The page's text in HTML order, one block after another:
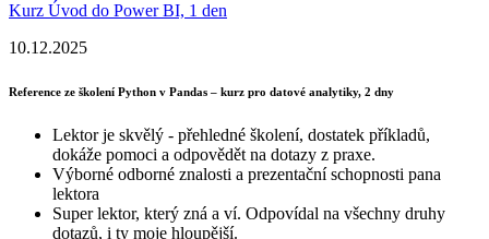
Kurz Úvod do Power BI, 1 den
10.12.2025
Reference ze školení Python v Pandas – kurz pro datové analytiky, 2 dny
Lektor je skvělý - přehledné školení, dostatek příkladů,
dokáže pomoci a odpovědět na dotazy z praxe.
Výborné odborné znalosti a prezentační schopnosti pana
lektora
Super lektor, který zná a ví. Odpovídal na všechny druhy
dotazů, i ty moje hloupější.